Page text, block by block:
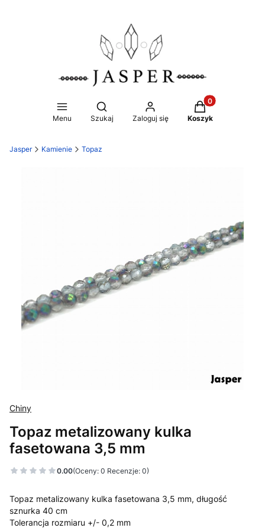
Menu
Otwórz wyszukiwarkę
Szukaj Zaloguj się
Produkty w
Koszyk
Jasper Kamienie Topaz
Chiny
Topaz metalizowany kulka
fasetowana 3,5 mm
0.00(Oceny: 0 Recenzje: 0)
Topaz metalizowany kulka fasetowana 3,5 mm, długość
sznurka 40 cm
Tolerancja rozmiaru +/- 0,2 mm